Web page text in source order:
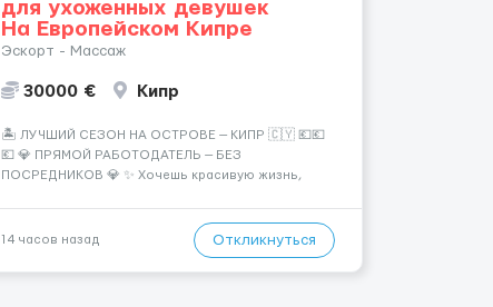
для ухоженных девушек
На Европейском Кипре
Эскорт - Массаж
30000 € Кипр
🏝️ ЛУЧШИЙ СЕЗОН НА ОСТРОВЕ — КИПР 🇨🇾 💶💶
💶 💎 ПРЯМОЙ РАБОТОДАТЕЛЬ — БЕЗ
ПОСРЕДНИКОВ 💎 ✨ Хочешь красивую жизнь,
— Опытная команда с годами практики —
Стабильный поток клиентов (без ...
14 часов назад Откликнуться